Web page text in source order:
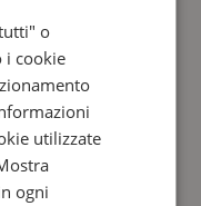
o
i cookie
utilizzate
ogni